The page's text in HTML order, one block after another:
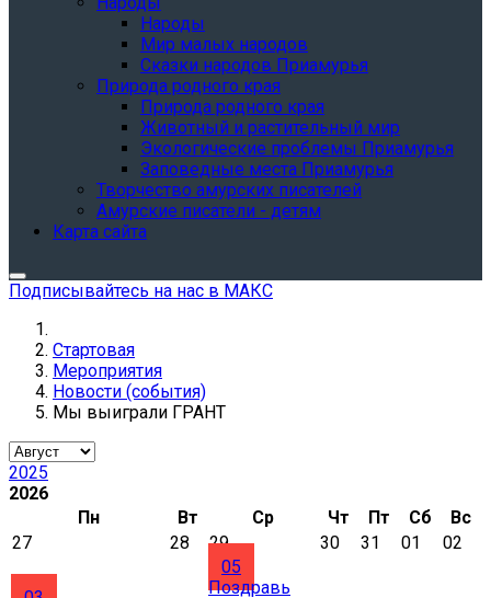
Народы
Мир малых народов
Сказки народов Приамурья
Природа родного края
Природа родного края
Животный и растительный мир
Экологические проблемы Приамурья
Заповедные места Приамурья
Творчество амурских писателей
Амурские писатели - детям
Карта сайта
Подписывайтесь на нас в МАКС
Стартовая
Мероприятия
Новости (события)
Мы выиграли ГРАНТ
2025
2026
Пн
Вт Ср Чт Пт Сб
Вс
27
28 29 30 31 01 02
05
Поздравь